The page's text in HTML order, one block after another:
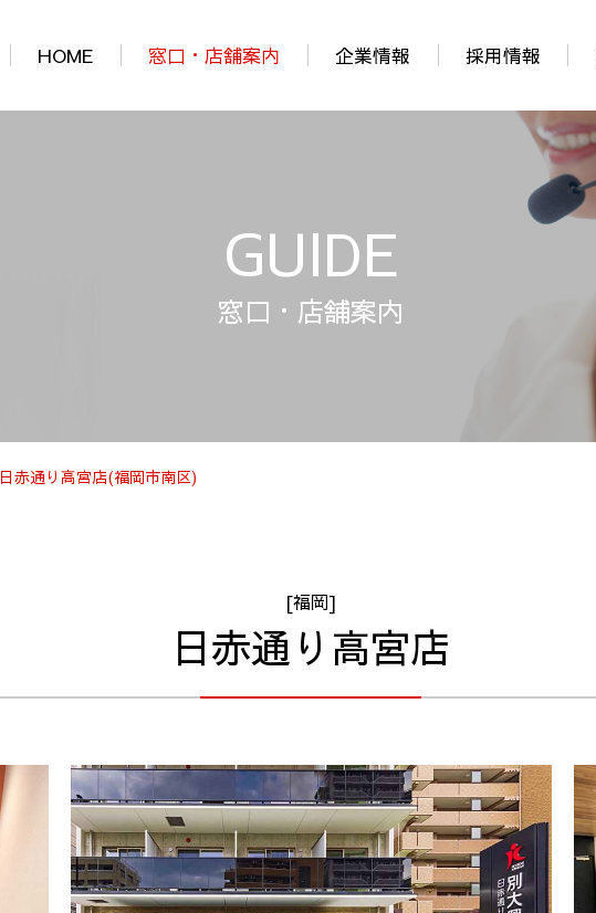
HOME 窓口・店舗案内 企業情報 採用情報
GUIDE
窓口・店舗案内
日赤通り高宮店(福岡市南区)
[福岡]
日赤通り高宮店